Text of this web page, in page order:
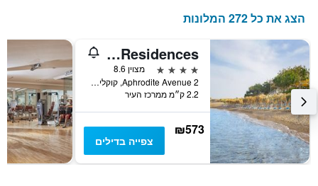
הצג את כל 272 המלונות
Aphrodite Hills Holiday Residences
4 כוכבים
מצוין 8.6
2 Aphrodite Avenue, קוקליה, קפריסין
2.2 ק״מ ממרכז העיר
₪573
צפייה בדילים